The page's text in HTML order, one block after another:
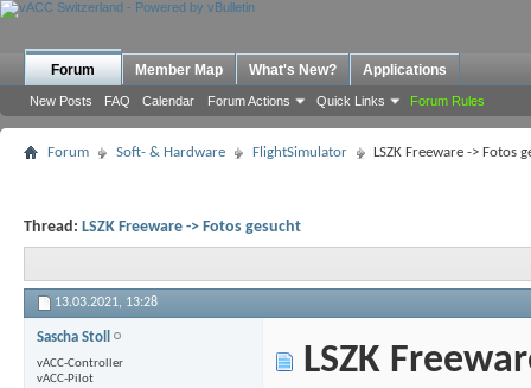
Forum
New Posts FAQ Calendar Forum Actions Quick Links Forum Rules
Member Map What's New? Applications
Forum Soft- & Hardware FlightSimulator LSZK Freeware -> Fotos
Thread: LSZK Freeware -> Fotos gesucht
13.03.2021, 13:28
Sascha Stoll
vACC-Controller
vACC-Pilot
LSZK